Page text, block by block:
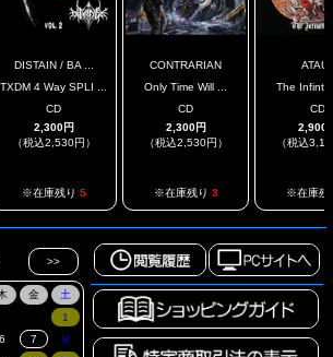
DISTAIN / BA ...
TXDM 4 Way SPLI ...
CD
2,300円
（税込2,530円）
※在庫残り 5
CONTRARIAN
Only Time Will ...
CD
2,300円
（税込2,530円）
※在庫残り 3
The
CD
2,900
（税込
※在庫残